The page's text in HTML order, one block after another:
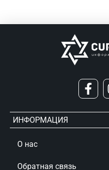
ИНФОРМАЦИЯ
О нас
Обратная связь